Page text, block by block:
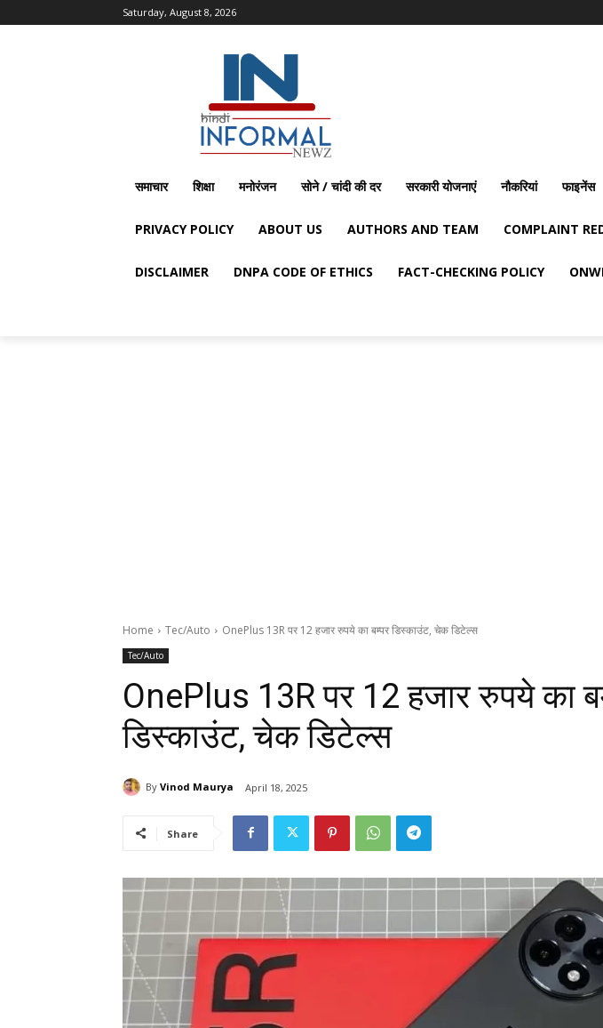
Saturday, August 8, 2026
समाचार शिक्षा मनोरंजन सोने / चांदी की दर सरकारी योजनाएं नौकरियां फाइनेंस
PRIVACY POLICY ABOUT US AUTHORS AND TEAM COMPLAINT
DISCLAIMER DNPA CODE OF ETHICS FACT-CHECKING POLICY
Home Tec/Auto OnePlus 13R पर 12 हजार रुपये का बम्पर डिस्काउंट, चेक डिटेल्स
Tec/Auto
OnePlus 13R पर 12 हजार रुपये का
डिस्काउंट, चेक डिटेल्स
By Vinod Maurya April 18, 2025
Share